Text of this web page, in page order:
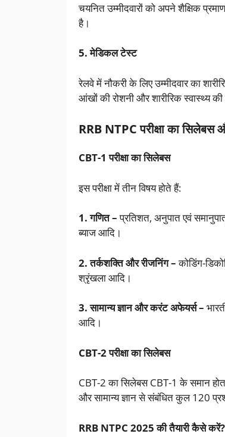
चयनित उम्मीदवारों को अपने शैक्षिक
है।
5. मेडिकल टेस्ट
रेलवे में नौकरी के लिए उम्मीदवार का
आंखों की रोशनी और शारीरिक स्वास्थ्य
RRB NTPC परीक्षा का सिलेबस
CBT-1 परीक्षा का सिलेबस
इस परीक्षा में तीन विषय होते हैं:
1. गणित –प्रतिशत, अनुपात एवं
ब्याज आदि।
2. तर्कशक्ति और रीजनिंग –कोडिंग-
श्रृंखला आदि।
3. सामान्य ज्ञान और करंट अफेयर्स –
आदि।
CBT-2 परीक्षा का सिलेबस
CBT-2 का सिलेबस CBT-1 के समान
और सामान्य ज्ञान से संबंधित कुल 120
RRB NTPC 2025 की तैयारी कैसे करें?